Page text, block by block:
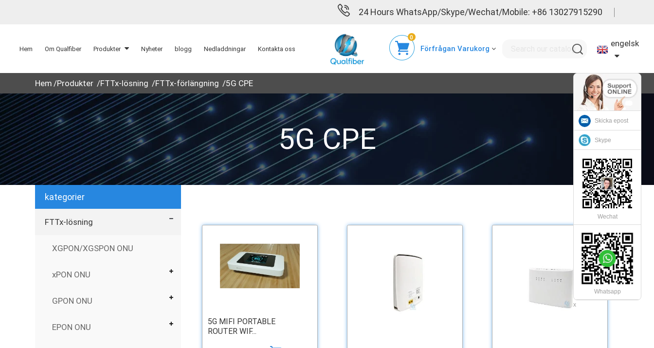
24 Hours WhatsApp/Skype/Wechat/Mobile: +86 13027915290
Hem Om Qualfiber Produkter Nyheter blogg Nedladdningar Kontakta oss Förfrågan Varukorg
0
engelsk
Hem Produkter FTTx-lösning FTTx-förlängning 5G CPE
5G CPE
kategorier
FTTx-lösning
XGPON/XGSPON ONU
xPON ONU
GPON ONU
EPON ONU
5G MIFI PORTABLE
ROUTER WIF...
Skicka epost
Skype
Wechat
Whatsapp
x